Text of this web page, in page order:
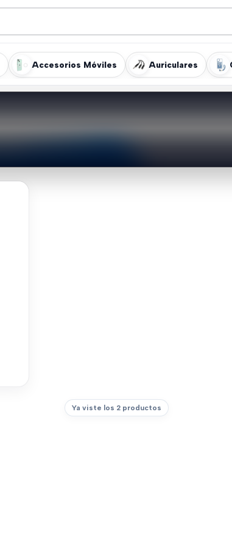
Accesorios Móviles Auriculares
Ya viste los 2 productos